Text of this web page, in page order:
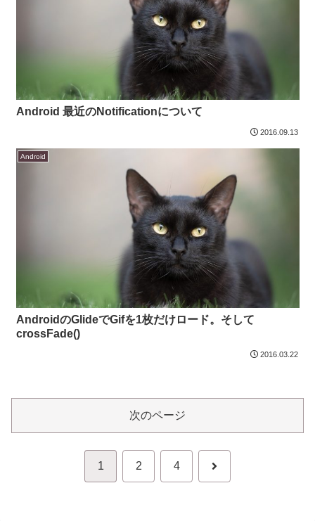
Android 最近のNotificationについて
2016.09.13
Android
AndroidのGlideでGifを1枚だけロード。そして
crossFade()
2016.03.22
次のページ
1 2 4 次